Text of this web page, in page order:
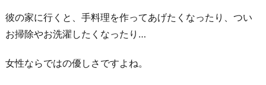
る
4.
互
彼の家に行くと、手料理を作ってあげたくなったり、つい
お掃除やお洗濯したくなったり…
女性ならではの優しさですよね。